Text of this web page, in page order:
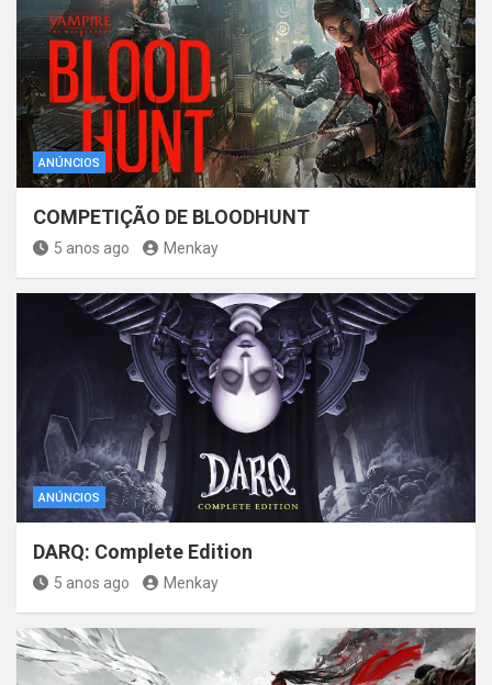
ANÚNCIOS
COMPETIÇÃO DE BLOODHUNT
5 anos ago Menkay
ANÚNCIOS
DARQ: Complete Edition
5 anos ago Menkay